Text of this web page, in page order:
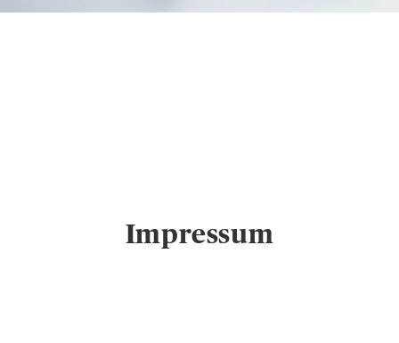
Impressum